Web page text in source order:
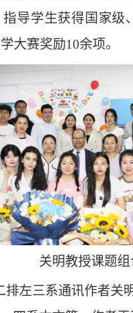
指导学生获得国家级
大赛奖励10余项。
关明教授课题组
排左三系通讯作者关